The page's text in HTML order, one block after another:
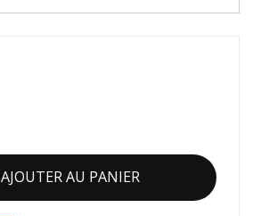
AJOUTER AU PANIER